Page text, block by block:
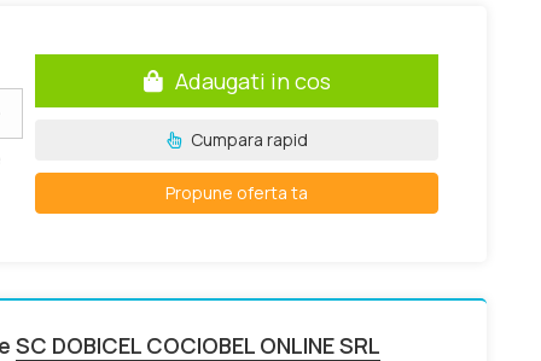
Adaugati in cos
Cumpara rapid
Propune oferta ta
SC DOBICEL COCIOBEL ONLINE SRL